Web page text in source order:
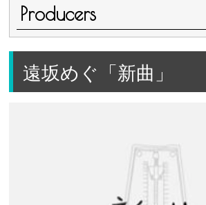
Producers
遠坂めぐ「新曲」